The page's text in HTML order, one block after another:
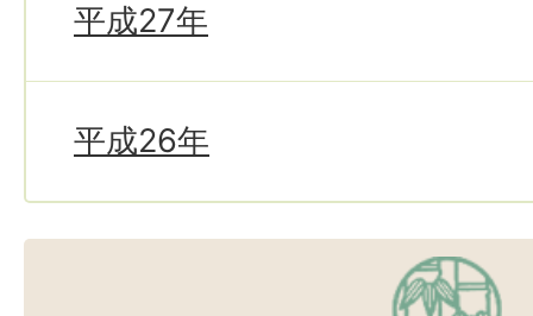
平成27年
平成26年